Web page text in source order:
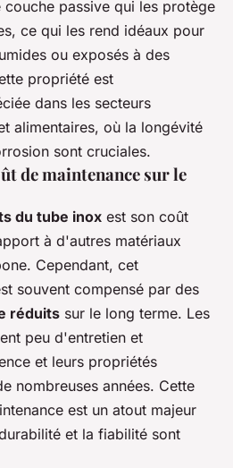
passive qui les protège
ce qui les rend idéaux pour
ou exposés à des
propriété est
dans les secteurs
alimentaires, où la longévité
sont cruciales.
de maintenance sur le
du tube inox est son coût
à d'autres matériaux
Cependant, cet
souvent compensé par des
réduits sur le long terme. Les
peu d'entretien et
et leurs propriétés
nombreuses années. Cette
est un atout majeur
et la fiabilité sont